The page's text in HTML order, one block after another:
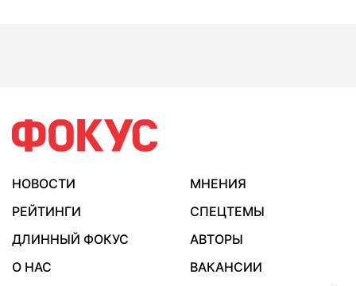
НОВОСТИ
МНЕНИЯ
РЕЙТИНГИ
СПЕЦТЕМЫ
ДЛИННЫЙ ФОКУС
АВТОРЫ
О НАС
ВАКАНСИИ